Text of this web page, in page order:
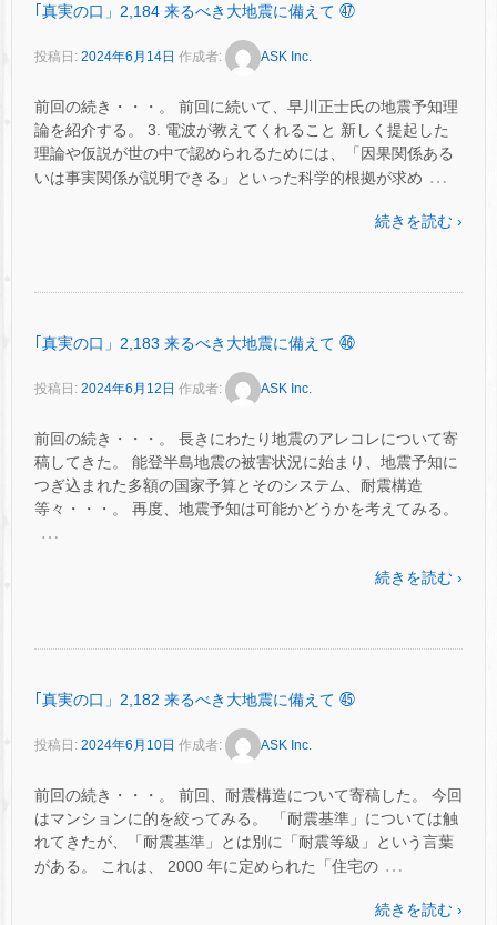
｢真実の口」2,184 来るべき大地震に備えて ㊼
投稿日: 2024年6月14日 作成者: ASK Inc.
前回の続き・・・。 前回に続いて、早川正士氏の地震予知理
論を紹介する。 3. 電波が教えてくれること 新しく提起した
理論や仮説が世の中で認められるためには、「因果関係ある
いは事実関係が説明できる」といった科学的根拠が求め …
続きを読む ›
｢真実の口」2,183 来るべき大地震に備えて ㊻
投稿日: 2024年6月12日 作成者: ASK Inc.
前回の続き・・・。 長きにわたり地震のアレコレについて寄
稿してきた。 能登半島地震の被害状況に始まり、地震予知に
つぎ込まれた多額の国家予算とそのシステム、耐震構造
等々・・・。 再度、地震予知は可能かどうかを考えてみる。
…
続きを読む ›
｢真実の口」2,182 来るべき大地震に備えて ㊺
投稿日: 2024年6月10日 作成者: ASK Inc.
前回の続き・・・。 前回、耐震構造について寄稿した。 今回
はマンションに的を絞ってみる。 「耐震基準」については触
れてきたが、「耐震基準」とは別に「耐震等級」という言葉
がある。 これは、 2000 年に定められた「住宅の …
続きを読む ›